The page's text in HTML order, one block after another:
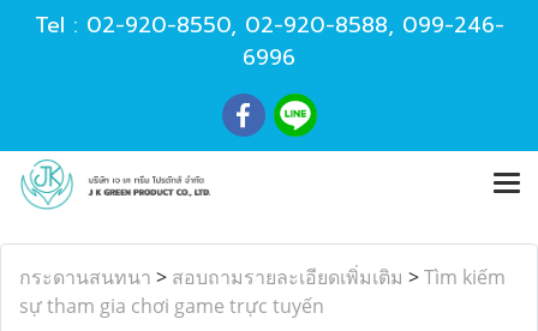
Tel : 02-920-8550, 02-920-8588, 099-246-
6996
กระดานสนทนา > สอบถามรายละเอียดเพิ่มเติม >Tìm kiếm
sự tham gia chơi game trực tuyến